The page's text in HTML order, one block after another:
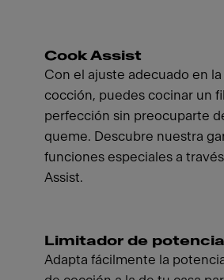
Cook Assist
Con el ajuste adecuado en la
cocción, puedes cocinar un
perfección sin preocuparte
queme. Descubre nuestra
funciones especiales a
Assist.
Limitador de
Adapta fácilmente la